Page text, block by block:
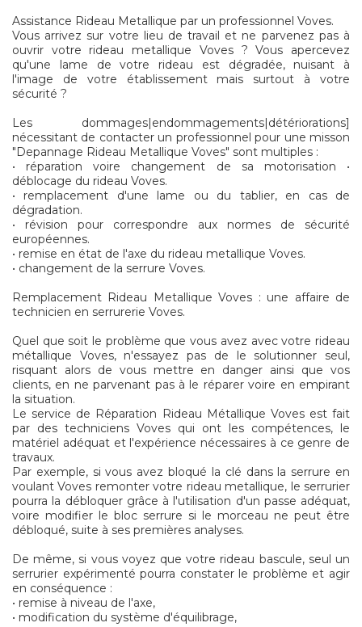
Assistance Rideau Metallique par un professionnel Voves.
Vous arrivez sur votre lieu de travail et ne parvenez pas à
ouvrir votre rideau metallique Voves ? Vous apercevez
qu'une lame de votre rideau est dégradée, nuisant à
l'image de votre établissement mais surtout à votre
sécurité ?
Les dommages|endommagements|détériorations]
nécessitant de contacter un professionnel pour une misson
"Depannage Rideau Metallique Voves" sont multiples :
• réparation voire changement de sa motorisation •
déblocage du rideau Voves.
• remplacement d'une lame ou du tablier, en cas de
dégradation.
• révision pour correspondre aux normes de sécurité
européennes.
• remise en état de l'axe du rideau metallique Voves.
• changement de la serrure Voves.
Remplacement Rideau Metallique Voves : une affaire de
technicien en serrurerie Voves.
Quel que soit le problème que vous avez avec votre rideau
métallique Voves, n'essayez pas de le solutionner seul,
risquant alors de vous mettre en danger ainsi que vos
clients, en ne parvenant pas à le réparer voire en empirant
la situation.
Le service de Réparation Rideau Métallique Voves est fait
par des techniciens Voves qui ont les compétences, le
matériel adéquat et l'expérience nécessaires à ce genre de
travaux.
Par exemple, si vous avez bloqué la clé dans la serrure en
voulant Voves remonter votre rideau metallique, le serrurier
pourra la débloquer grâce à l'utilisation d'un passe adéquat,
voire modifier le bloc serrure si le morceau ne peut être
débloqué, suite à ses premières analyses.
De même, si vous voyez que votre rideau bascule, seul un
serrurier expérimenté pourra constater le problème et agir
en conséquence :
• remise à niveau de l'axe,
• modification du système d'équilibrage,